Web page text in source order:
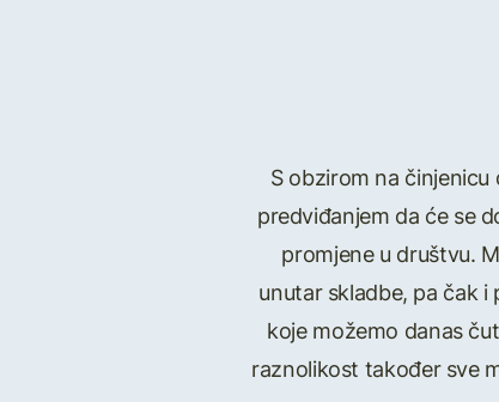
S obzirom na
predviđanjem da će se
promjene u društvu.
unutar skladbe, pa čak
koje možemo danas
raznolikost također sve